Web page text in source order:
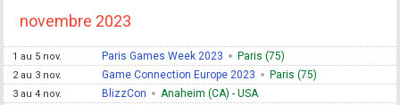
novembre 2023
1 au 5 nov. Paris Games Week 2023 Paris (75)
2 au 3 nov. Game Connection Europe 2023 Paris (75)
3 au 4 nov. BlizzCon Anaheim (CA) - USA